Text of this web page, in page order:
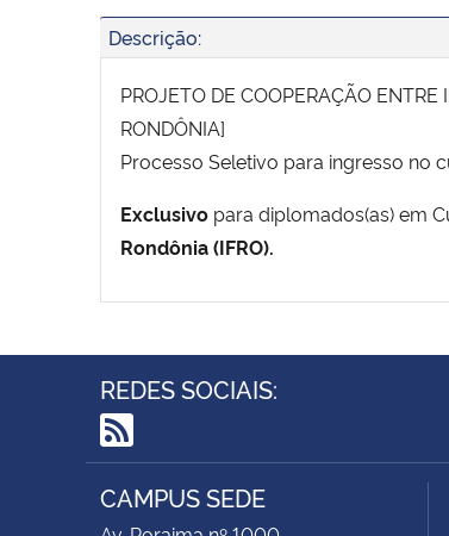
Descrição:
PROJETO DE COOPERAÇÃO
RONDÔNIA]
Processo Seletivo para ingresso no
Exclusivo para diplomados(as) em
Rondônia (IFRO).
REDES SOCIAIS:
RSS
CAMPUS SEDE